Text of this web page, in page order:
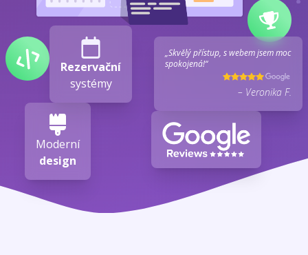
Rezervační
systémy
Moderní
design
„Skvělý přístup, s webem jsem moc
spokojená!“
– Veronika F.